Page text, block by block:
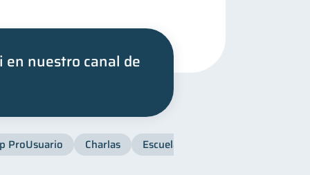
en nuestro canal de
ProUsuario Charlas Escuela SB